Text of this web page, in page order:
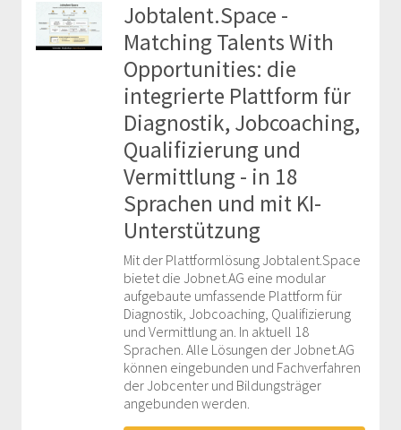
Jobtalent.Space -
Matching Talents With
Opportunities: die
integrierte Plattform für
Diagnostik, Jobcoaching,
Qualifizierung und
Vermittlung - in 18
Sprachen und mit KI-
Unterstützung
Mit der Plattformlösung Jobtalent.Space
bietet die Jobnet.AG eine modular
aufgebaute umfassende Plattform für
Diagnostik, Jobcoaching, Qualifizierung
und Vermittlung an. In aktuell 18
Sprachen. Alle Lösungen der Jobnet.AG
können eingebunden und Fachverfahren
der Jobcenter und Bildungsträger
angebunden werden.